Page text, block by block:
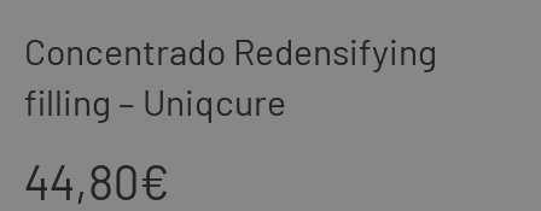
Concentrado Redensifying
filling – Uniqcure
44,80€